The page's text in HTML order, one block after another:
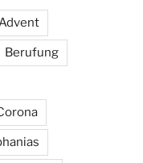
Berufung